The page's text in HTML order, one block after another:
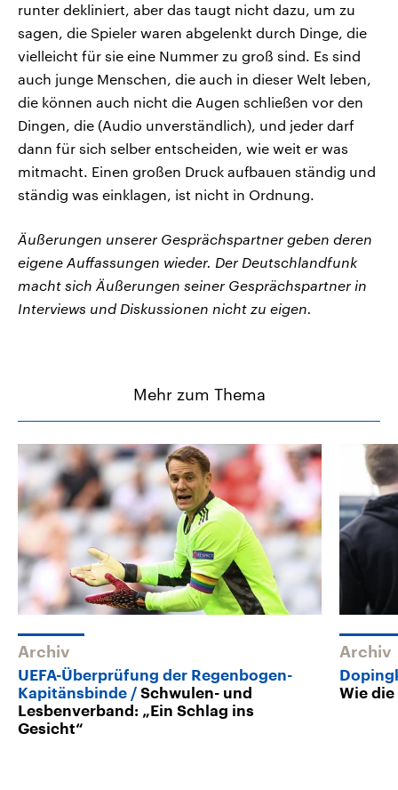
runter dekliniert, aber das taugt nicht dazu, um zu
sagen, die Spieler waren abgelenkt durch Dinge, die
vielleicht für sie eine Nummer zu groß sind. Es sind
auch junge Menschen, die auch in dieser Welt leben,
die können auch nicht die Augen schließen vor den
Dingen, die (Audio unverständlich), und jeder darf
dann für sich selber entscheiden, wie weit er was
mitmacht. Einen großen Druck aufbauen ständig und
ständig was einklagen, ist nicht in Ordnung.
Äußerungen unserer Gesprächspartner geben deren
eigene Auffassungen wieder. Der Deutschlandfunk
macht sich Äußerungen seiner Gesprächspartner in
Interviews und Diskussionen nicht zu eigen.
Mehr zum Thema
Archiv
UEFA-Überprüfung der Regenbogen-
Kapitänsbinde
Schwulen- und
Lesbenverband: „Ein Schlag ins
Gesicht“
Archiv
Wie